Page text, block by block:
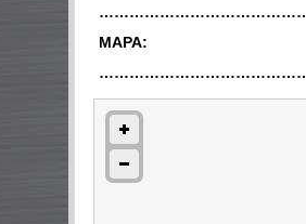
MAPA: